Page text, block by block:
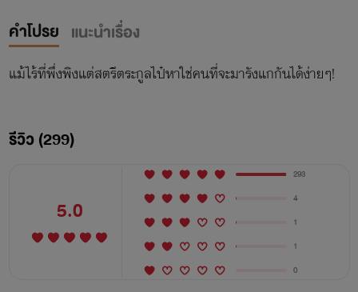
คำโปรย แนะนำเรื่อง
แม้ไร้ที่พึ่งพิงแต่สตรีตระกูลไป๋หาใช่คนที่จะมารังแกกันได้ง่ายๆ!
รีวิว (299)
5.0
293
4
1
1
0